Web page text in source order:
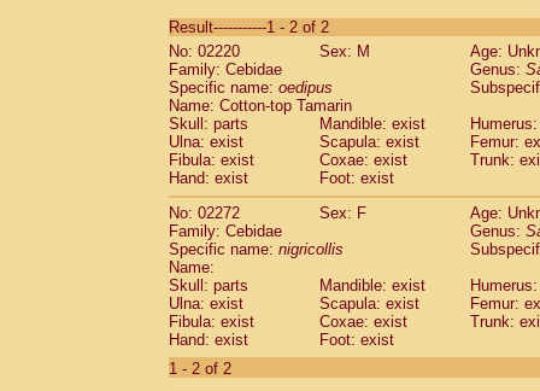
CebidaeSaguinus labiatus(0)
Cebidae Saguinus leucopus (0)
Cebidae
CebidaeSaguinus mystax
Cebidae Saguinus nigricollis (1)
Cebidae Saguinus oedipus
Cebidae Saguinus weddelli
Cebidae Saguinusspp.
Cebidae Aotus trivirgatus
Cebidae
CebidaeCebus apella
Cebidae
Cebidae Cebus nigrivittatus
Cebidae Cebusspp.(0)
Cebidae Saimiri boliviensis
CebidaeSaimiri sciureus(0)
AtelidaeAlouatta caraya(0)
Result-----------1 - 2 of 2
No: 02220
Sex: M
Age:
Family: Cebidae
Genus:
Specific name: oedipus
Name: Cotton-top Tamarin
Skull: parts
Mandible: exist
Ulna: exist
Scapula: exist
Femur:
Fibula: exist
Coxae: exist
Trunk:
Hand: exist
Foot: exist
No: 02272
Sex: F
Age:
Family: Cebidae
Genus:
Specific name: nigricollis
Name:
Skull: parts
Mandible: exist
Ulna: exist
Scapula: exist
Femur:
Fibula: exist
Coxae: exist
Trunk:
Hand: exist
Foot: exist
1 - 2 of 2